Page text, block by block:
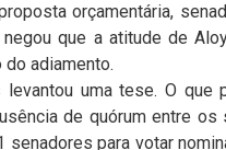
orçamentária,
negou que a atitude de
adiamento.
uma tese. O que
de quórum entre os
senadores para votar